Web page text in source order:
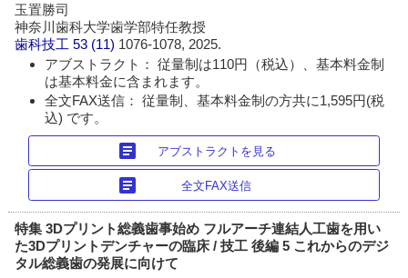
玉置勝司
神奈川歯科大学歯学部特任教授
歯科技工 53 (11) 1076-1078, 2025.
アブストラクト： 従量制は110円（税込）、基本料金制
は基本料金に含まれます。
全文FAX送信： 従量制、基本料金制の方共に1,595円(税
込) です。
article アブストラクトを見る
article 全文FAX送信
特集 3Dプリント総義歯事始め フルアーチ連結人工歯を用い
た3Dプリントデンチャーの臨床 / 技工 後編 5 これからのデジ
タル総義歯の発展に向けて